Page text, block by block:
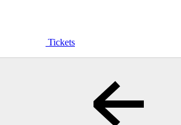
Tickets